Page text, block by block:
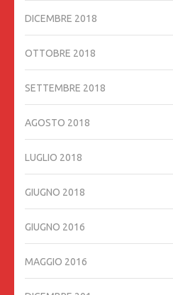
DICEMBRE 2018
OTTOBRE 2018
SETTEMBRE 2018
AGOSTO 2018
LUGLIO 2018
GIUGNO 2018
GIUGNO 2016
MAGGIO 2016